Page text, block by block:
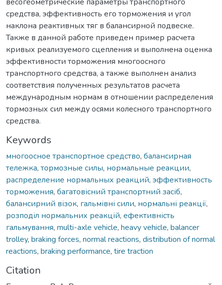
средства, эффективность его торможения и угол
наклона реактивных тяг в балансирной подвеске.
Также в данной работе приведен пример расчета
кривых реализуемого сцепления и выполнена оценка
эффективности торможения многоосного
транспортного средства, а также выполнен анализ
соответствия полученных результатов расчета
международным нормам в отношении распределения
тормозных сил между осями колесного транспортного
средства.
Keywords
многоосное транспортное средство, балансирная
тележка, тормозные силы, нормальные реакции,
распределение нормальных реакций, эффективность
тормо­жения, багатовісний транспортний засіб,
балансирний візок, гальмівні сили, нормальні реакції,
розподіл нормальних реакцій, ефективність
гальмування, multi-axle vehicle, heavy vehicle, balancer
trolley, braking forces, normal reactions, distribution of normal
reactions, braking performance, tire traction
Citation